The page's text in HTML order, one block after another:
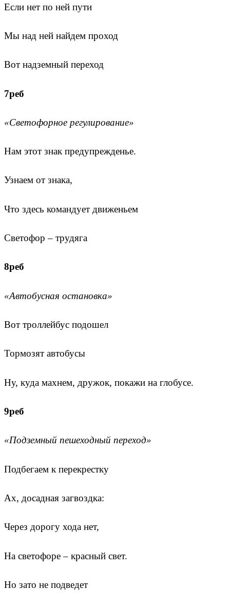
Если нет по ней пути
Мы над ней найдем проход
Вот надземный переход
7реб
«Светофорное регулирование»
Нам этот знак предупрежденье.
Узнаем от знака,
Что здесь командует движеньем
Светофор – трудяга
8реб
«Автобусная остановка»
Вот троллейбус подошел
Тормозят автобусы
Ну, куда махнем, дружок, покажи на глобусе.
9реб
«Подземный пешеходный переход»
Подбегаем к перекрестку
Ах, досадная загвоздка:
Через дорогу хода нет,
На светофоре – красный свет.
Но зато не подведет